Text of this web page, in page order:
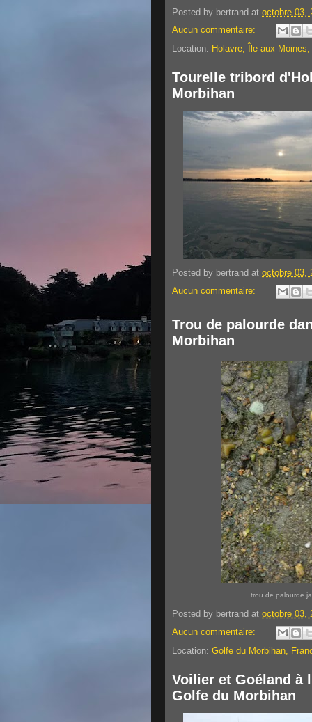
Posted by bertrand at octobre 03,
Aucun commentaire:
Location: Holavre, Île-aux-
Tourelle tribord
Morbihan
Posted by bertrand at octobre 03,
Aucun commentaire:
Trou de palourde
Morbihan
trou de palourde
Posted by bertrand at octobre 03,
Aucun commentaire:
Location: Golfe du Morbihan,
Voilier et Goéland à
Golfe du Morbihan